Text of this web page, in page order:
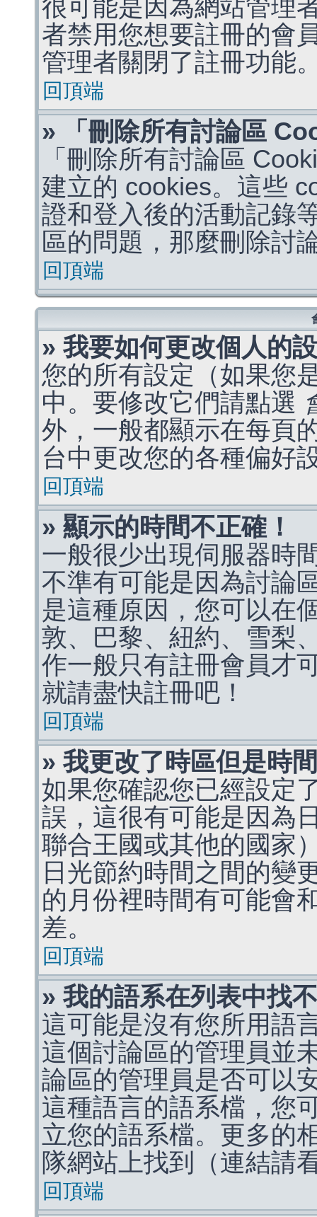
很可能是因為網站管理
者禁用您想要註冊的會
管理者關閉了註冊功能
回頂端
» 「刪除所有討論區
「刪除所有討論區
建立的 cookies。這些
證和登入後的活動記錄
區的問題，那麼刪除討
回頂端
» 我要如何更改個人的
您的所有設定（如果您
中。要修改它們請點選
外，一般都顯示在每頁
台中更改您的各種偏好
回頂端
» 顯示的時間不正確！
一般很少出現伺服器時
不準有可能是因為討論
是這種原因，您可以在
敦、巴黎、紐約、雪梨
作一般只有註冊會員才
就請盡快註冊吧！
回頂端
» 我更改了時區但是時
如果您確認您已經設定
誤，這很有可能是因為
聯合王國或其他的國家
日光節約時間之間的變
的月份裡時間有可能會
差。
回頂端
» 我的語系在列表中找
這可能是沒有您所用語
這個討論區的管理員並
論區的管理員是否可以
這種語言的語系檔，您
立您的語系檔。更多的
隊網站上找到（連結請
回頂端